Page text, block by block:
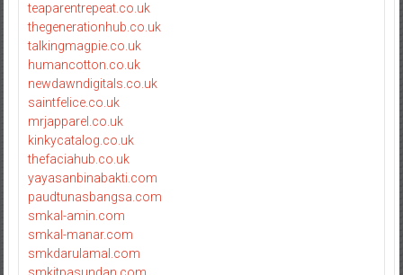
teaparentrepeat.co.uk
thegenerationhub.co.uk
talkingmagpie.co.uk
humancotton.co.uk
newdawndigitals.co.uk
saintfelice.co.uk
mrjapparel.co.uk
kinkycatalog.co.uk
thefaciahub.co.uk
yayasanbinabakti.com
paudtunasbangsa.com
smkal-amin.com
smkal-manar.com
smkdarulamal.com